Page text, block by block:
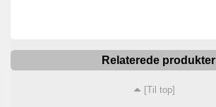
Relaterede produkter
[Til top]